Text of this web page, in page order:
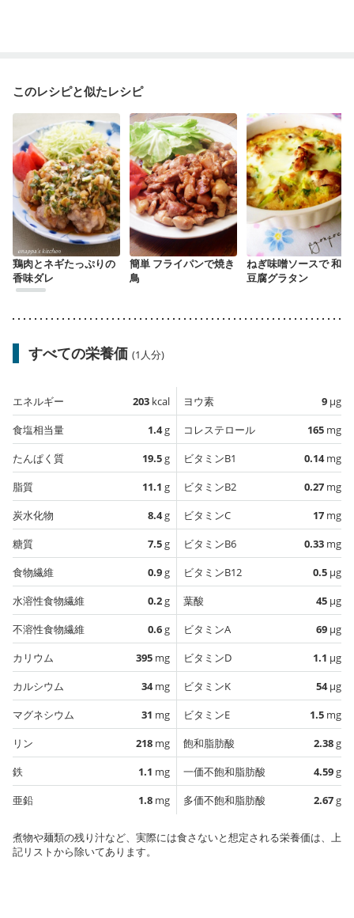
このレシピと似たレシピ
鶏肉とネギたっぷりの
香味ダレ
簡単 フライパンで焼き
鳥
ねぎ味噌ソースで 和風
豆腐グラタン
すべての栄養価 (1人分)
エネルギー 203 kcal
食塩相当量
1.4g
たんぱく質
19.5g
脂質
11.1 g
炭水化物
8.4g
糖質
7.5g
食物繊維
0.9g
水溶性食物繊維
0.2g
不溶性食物繊維
0.6g
カリウム
395 mg
カルシウム
34mg
マグネシウム
31 mg
リン
218 mg
鉄
1.1 mg
亜鉛
1.8 mg
ヨウ素 9 µg
コレステロール
165 mg
ビタミンB1
0.14mg
ビタミンB2
0.27 mg
ビタミンC
17 mg
ビタミンB6
0.33 mg
ビタミンB12
0.5 µg
葉酸
45 µg
ビタミンA
69 µg
ビタミンD
1.1 µg
ビタミンK
54µg
ビタミンE
1.5 mg
飽和脂肪酸
2.38g
一価不飽和脂肪酸
4.59g
多価不飽和脂肪酸
2.67g
煮物や麺類の残り汁など、実際には食さないと想定される栄養価は、上
記リストから除いてあります。